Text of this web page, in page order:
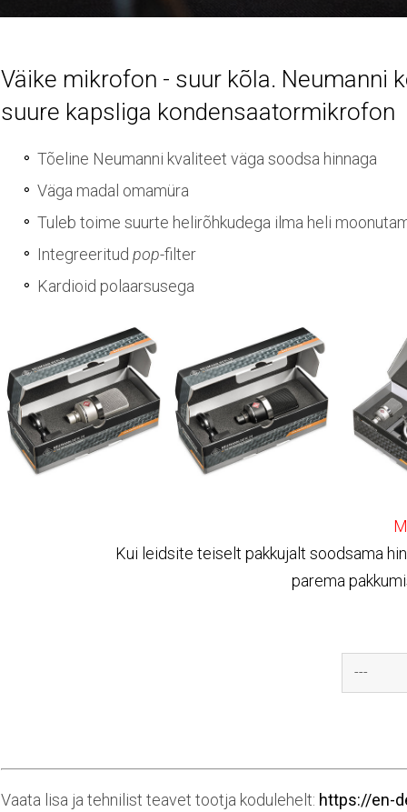
Väike mikrofon - suur kõla. Neumanni
suure kapsliga kondensaatormikrofon
Tõeline Neumanni kvaliteet väga soodsa hinnaga
Väga madal omamüra
Tuleb toime suurte helirõhkudega ilma heli
Integreeritud pop-filter
Kardioid polaarsusega
Kui leidsite teiselt pakkujalt soodsama
parema
Vaata lisa ja tehnilist teavet tootja kodulehelt: https://en-